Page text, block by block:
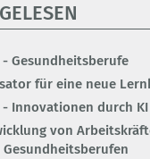
- Gesundheitsberufe
für eine neue
- Innovationen durch KI
von
Gesundheitsberufen